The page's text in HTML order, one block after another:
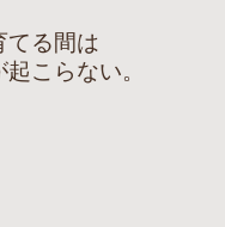
てる間は
こらない。